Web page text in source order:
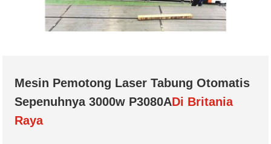
Mesin Pemotong Laser Tabung Otomatis
Sepenuhnya 3000w P3080ADi Britania
Raya